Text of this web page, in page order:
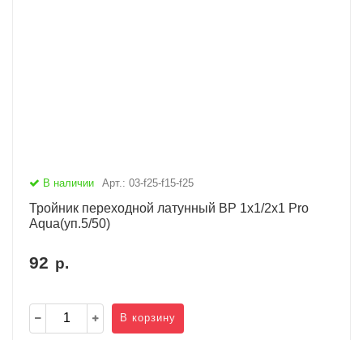
В наличии Арт.: 03-f25-f15-f25
Тройник переходной латунный ВР 1х1/2х1 Pro
Aqua(уп.5/50)
92 р.
В корзину